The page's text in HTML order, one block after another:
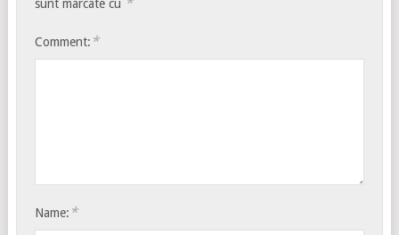
sunt marcate cu
Comment: *
Name: *